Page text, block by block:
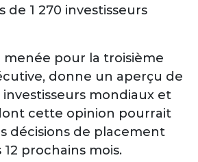
de 1 270 investisseurs
pour la troisième
donne un aperçu de
investisseurs mondiaux et
cette opinion pourrait
décisions de placement
prochains mois.